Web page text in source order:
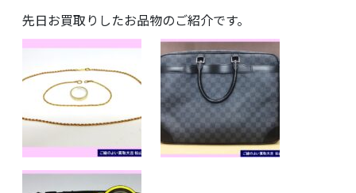
先日お買取りしたお品物のご紹介です。